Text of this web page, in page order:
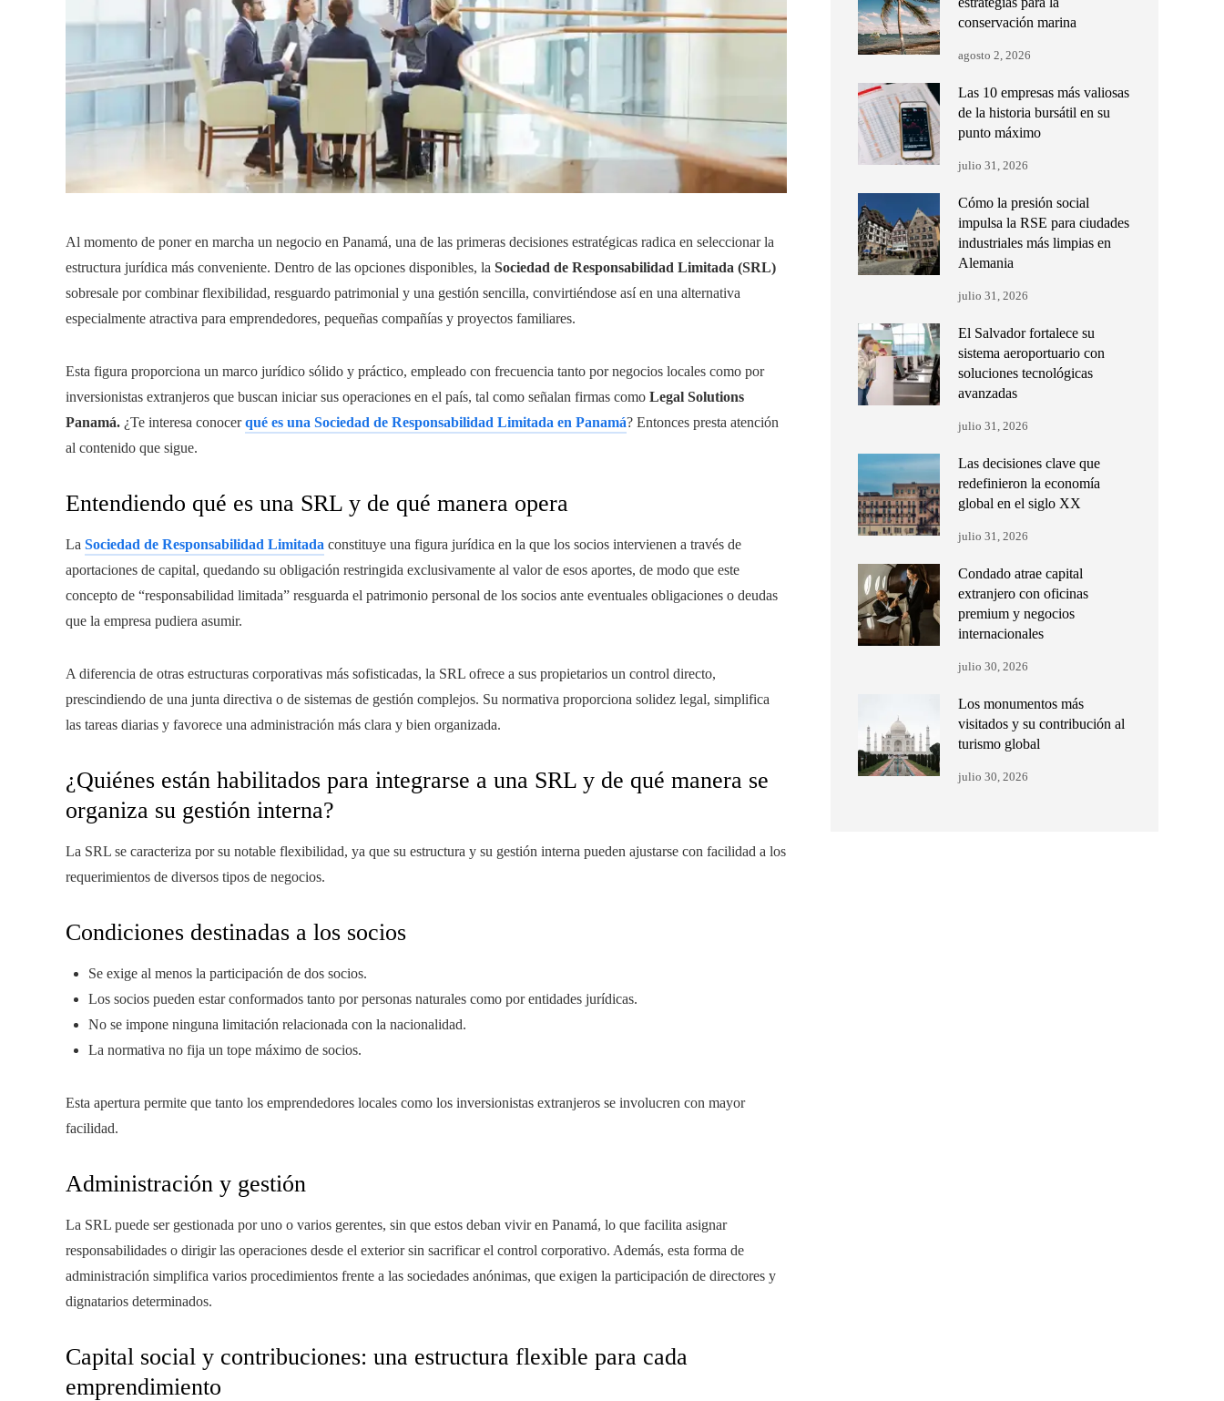
Al momento de poner en marcha un negocio en Panamá, una de las primeras decisiones estratégicas radica en seleccionar la
estructura jurídica más conveniente. Dentro de las opciones disponibles, la Sociedad de Responsabilidad Limitada (SRL)
sobresale por combinar flexibilidad, resguardo patrimonial y una gestión sencilla, convirtiéndose así en una alternativa
especialmente atractiva para emprendedores, pequeñas compañías y proyectos familiares.
Esta figura proporciona un marco jurídico sólido y práctico, empleado con frecuencia tanto por negocios locales como por
inversionistas extranjeros que buscan iniciar sus operaciones en el país, tal como señalan firmas como Legal Solutions
Panamá. ¿Te interesa conocerqué es una Sociedad de Responsabilidad Limitada en Panamá? Entonces presta atención
al contenido que sigue.
Entendiendo qué es una SRL y de qué manera opera
La Sociedad de Responsabilidad Limitada constituye una figura jurídica en la que los socios intervienen a través de
aportaciones de capital, quedando su obligación restringida exclusivamente al valor de esos aportes, de modo que este
concepto de “responsabilidad limitada” resguarda el patrimonio personal de los socios ante eventuales obligaciones o deudas
que la empresa pudiera asumir.
A diferencia de otras estructuras corporativas más sofisticadas, la SRL ofrece a sus propietarios un control directo,
prescindiendo de una junta directiva o de sistemas de gestión complejos. Su normativa proporciona solidez legal, simplifica
las tareas diarias y favorece una administración más clara y bien organizada.
¿Quiénes están habilitados para integrarse a una SRL y de qué manera se
organiza su gestión interna?
La SRL se caracteriza por su notable flexibilidad, ya que su estructura y su gestión interna pueden ajustarse con facilidad a los
requerimientos de diversos tipos de negocios.
Condiciones destinadas a los socios
Se exige al menos la participación de dos socios.
Los socios pueden estar conformados tanto por personas naturales como por entidades jurídicas.
No se impone ninguna limitación relacionada con la nacionalidad.
La normativa no fija un tope máximo de socios.
Esta apertura permite que tanto los emprendedores locales como los inversionistas extranjeros se involucren con mayor
facilidad.
Administración y gestión
La SRL puede ser gestionada por uno o varios gerentes, sin que estos deban vivir en Panamá, lo que facilita asignar
responsabilidades o dirigir las operaciones desde el exterior sin sacrificar el control corporativo. Además, esta forma de
administración simplifica varios procedimientos frente a las sociedades anónimas, que exigen la participación de directores y
dignatarios determinados.
Capital social y contribuciones: una estructura flexible para cada
emprendimiento
conservación marina
agosto 2, 2026
Las 10 empresas más valiosas
de la historia bursátil en su
punto máximo
julio 31, 2026
Cómo la presión social
impulsa la RSE para ciudades
industriales más limpias en
Alemania
julio 31, 2026
El Salvador fortalece su
sistema aeroportuario con
soluciones tecnológicas
avanzadas
julio 31, 2026
Las decisiones clave que
redefinieron la economía
global en el siglo XX
julio 31, 2026
Condado atrae capital
extranjero con oficinas
premium y negocios
internacionales
julio 30, 2026
Los monumentos más
visitados y su contribución al
turismo global
julio 30, 2026